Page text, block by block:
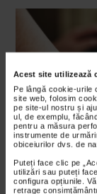
Acest site utilizează
Pe lângă cookie-
site web, folosim
pe site-ul nostru și
ul, de exemplu,
pentru a măsura
instrumente de
obiceiurilor dvs. de
Puteți face clic pe
utilizări sau puteți
configura opțiunile.
retrage